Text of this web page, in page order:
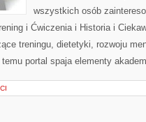
wszystkich osób
i Ćwiczenia i Historia i
treningu, dietetyki, rozwoju
portal spaja elementy